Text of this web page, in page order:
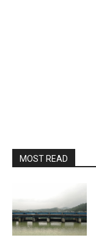
MOST READ